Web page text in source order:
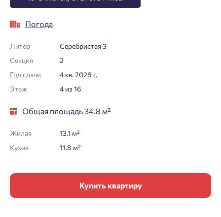
Погода
Литер
Серебристая 3
Секция
2
Год сдачи
4 кв. 2026 г.
Этаж
4 из 16
Общая площадь 34.8 м²
Жилая
13.1 м²
Кухня
11.8 м²
Купить квартиру